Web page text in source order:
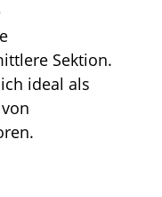
Sektion.
ideal als